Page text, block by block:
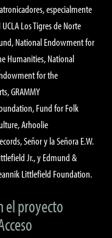
especialmente
UCLA Los Tigres de Norte
National Endowment for
Humanities, National
for the
GRAMMY
Fund for Folk
Arhoolie
Señor y la Señora E.W.
Jr., y Edmund &
Littlefield Foundation.
el proyecto